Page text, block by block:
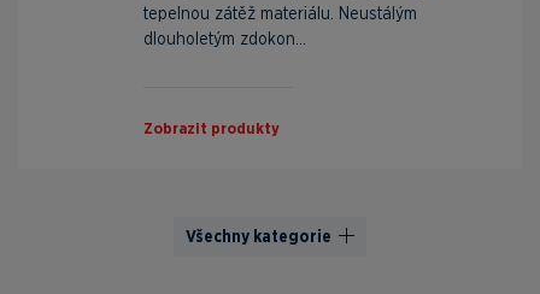
tepelnou zátěž materiálu. Neustálým
dlouholetým zdokon...
Zobrazit produkty
Všechny kategorie